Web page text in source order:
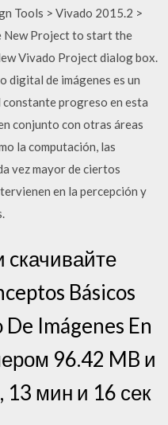
Tools > Vivado 2015.2 >
New Project to start the
Vivado Project dialog box.
digital de imágenes es un
progreso en esta
conjunto con otras áreas
la computación, las
vez mayor de ciertos
en la percepción y
cкачивайте
Básicos
Imágenes En
96.42 MB и
13 мин и 16 сек